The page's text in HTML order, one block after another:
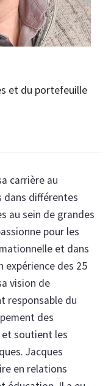
et du portefeuille
carrière au
dans différentes
au sein de grandes
pour les
et dans
des 25
vision de
responsable du
des
et soutient les
Jacques
en relations